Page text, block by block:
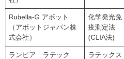
Rubella-G アボット
（アボットジャパン株
式会社）
化学発光免
疫測定法
(CLIA法)
ランピア ラテック
ラテックス